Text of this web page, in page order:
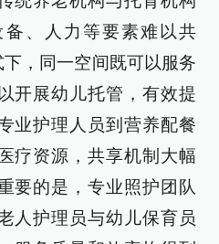
、人力等要素难以共
，同一空间既可以服务
开展幼儿托管，有效提
业护理人员到营养配餐
疗资源，共享机制大幅
要的是，专业照护团队
人护理员与幼儿保育员